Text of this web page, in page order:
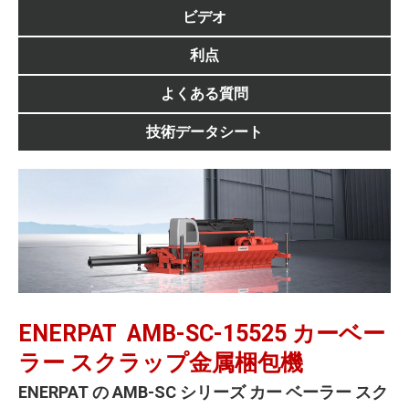
ビデオ
利点
よくある質問
技術データシート
ENERPAT AMB-SC-15525 カーベー
ラー スクラップ金属梱包機
ENERPAT の AMB-SC シリーズ カー ベーラー スク